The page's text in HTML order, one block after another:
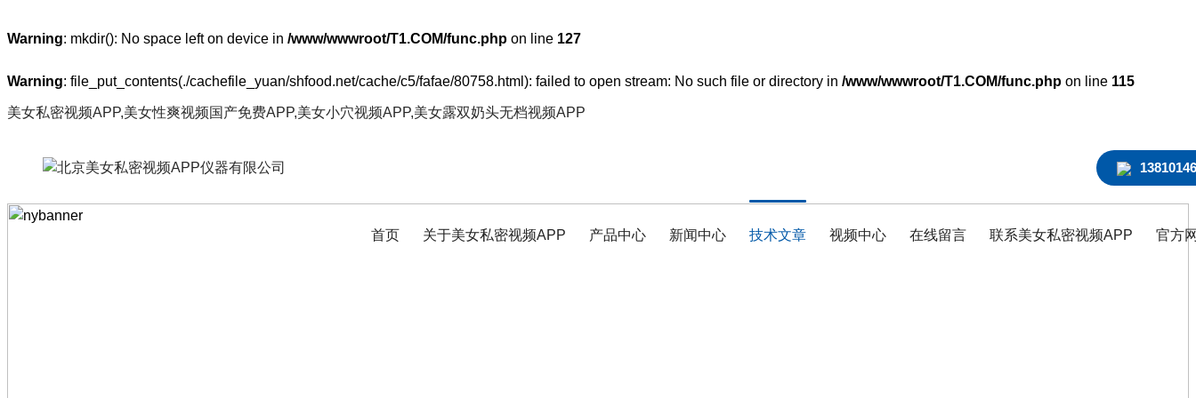
Warning: mkdir(): No space left on device in /www/wwwroot/T1.COM/func.php on line 127
Warning: file_put_contents(./cachefile_yuan/shfood.net/cache/c5/fafae/80758.html): failed to open stream: No such file or directory in /www/wwwroot/T1.COM/func.php on line 115
美女私密视频APP,美女性爽视频国产免费APP,美女小穴视频APP,美女露双奶头无档视频APP
首页 关于美女私密视频APP 产品中心 新闻中心 技术文章 视频中心 在线留言 联系美女私密视频APP 官方